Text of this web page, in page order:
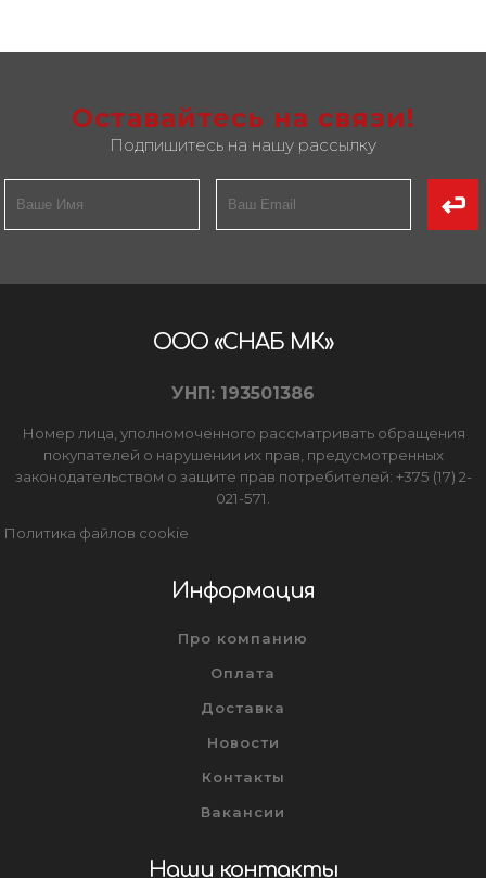
Оставайтесь на связи!
Подпишитесь на нашу рассылку
ООО «СНАБ МК»
УНП: 193501386
Номер лица, уполномоченного рассматривать обращения
покупателей о нарушении их прав, предусмотренных
законодательством о защите прав потребителей: +375 (17) 2-
021-571.
Политика файлов cookie
Информация
Про компанию
Оплата
Доставка
Новости
Контакты
Вакансии
Наши контакты